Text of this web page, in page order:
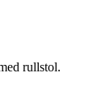
rullstol.